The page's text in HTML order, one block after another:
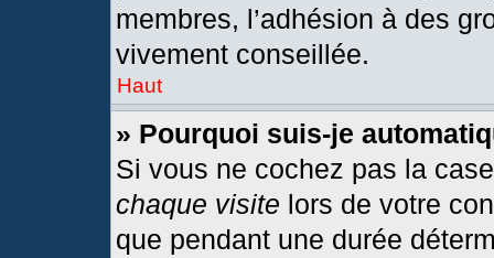
membres, l’adhésion à des
vivement conseillée.
Haut
» Pourquoi suis-je
Si vous ne cochez pas la
chaque visite lors de votre
que pendant une durée